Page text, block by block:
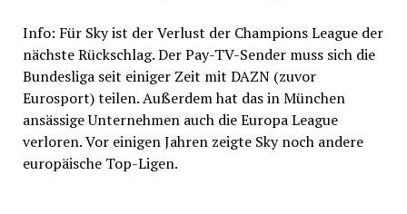
Info: Für Sky ist der Verlust der Champions League der
nächste Rückschlag. Der Pay-TV-Sender muss sich die
Bundesliga seit einiger Zeit mit DAZN (zuvor
Eurosport) teilen. Außerdem hat das in München
ansässige Unternehmen auch die Europa League
verloren. Vor einigen Jahren zeigte Sky noch andere
europäische Top-Ligen.